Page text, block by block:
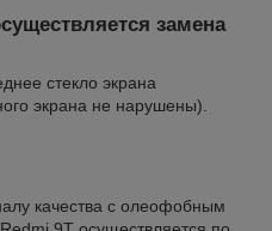
замена
стекло экрана
экрана не нарушены).
качества с олеофобным